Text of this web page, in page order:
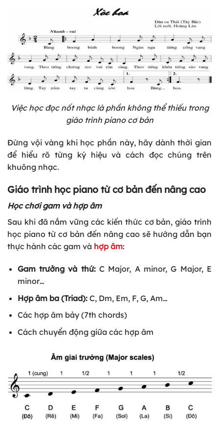
Việc học đọc nốt nhạc là phần không thể thiếu trong
giáo trình piano cơ bản
Đừng vội vàng khi học phần này, hãy dành thời gian
để hiểu rõ từng ký hiệu và cách đọc chúng trên
khuông nhạc.
Giáo trình học piano từ cơ bản đến nâng cao
Học chơi gam và hợp âm
Sau khi đã nắm vững các kiến thức cơ bản, giáo trình
học piano từ cơ bản đến nâng cao sẽ hướng dẫn bạn
thực hành các gam và hợp âm:
Gam trưởng và thứ:C Major, A minor, G Major, E
minor…
Hợp âm ba (Triad):C, Dm, Em, F, G, Am…
Các hợp âm bảy (7th chords)
Cách chuyển động giữa các hợp âm